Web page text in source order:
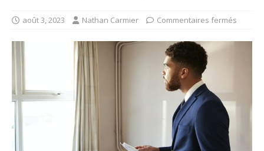
août 3, 2023 Nathan Carmier Commentaires fermés